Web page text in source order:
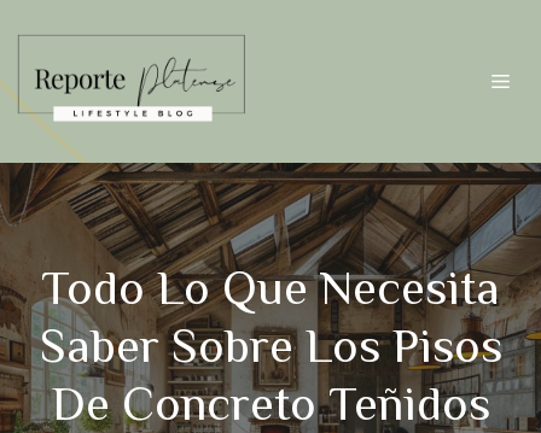
contenido
Todo Lo Que Necesita
Saber Sobre Los Pisos
De Concreto Teñidos